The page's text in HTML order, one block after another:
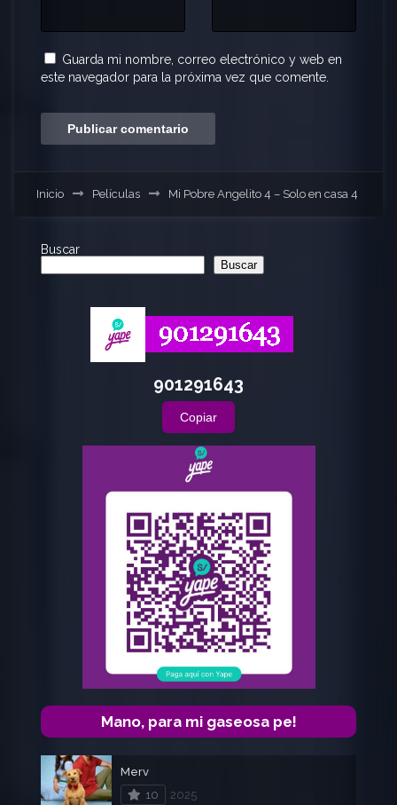
Guarda mi nombre, correo electrónico y web en
este navegador para la próxima vez que comente.
Inicio Películas Mi Pobre Angelito 4 – Solo en casa 4
Buscar
Buscar
901291643
Copiar
Mano, para mi gaseosa pe!
Merv
10
2025